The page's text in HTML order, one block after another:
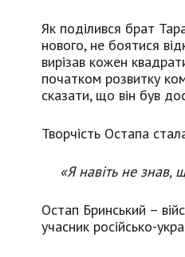
Як поділився брат
нового, не боятися
вирізав кожен
початком розвитку
сказати, що він був
Творчість Остапа
«Я навіть не знав,
Остап Бринський –
учасник російсько-